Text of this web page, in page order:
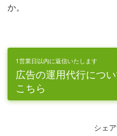
か。
1営業日以内に返信いたします
広告の運用代行につ
こちら
シェ